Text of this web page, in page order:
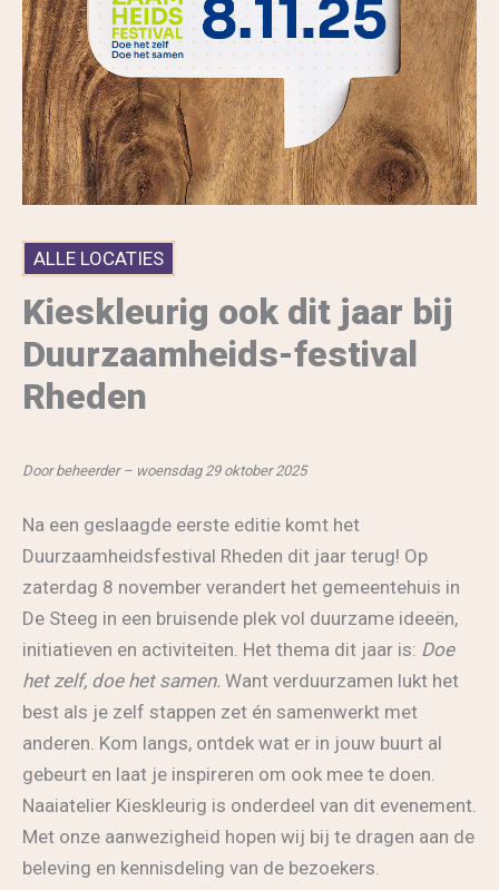
ALLE LOCATIES
Kieskleurig ook dit jaar bij
Duurzaamheids-festival
Rheden
Door beheerder – woensdag 29 oktober 2025
Na een geslaagde eerste editie komt het
Duurzaamheidsfestival Rheden dit jaar terug! Op
zaterdag 8 november verandert het gemeentehuis in
De Steeg in een bruisende plek vol duurzame ideeën,
initiatieven en activiteiten. Het thema dit jaar is: Doe
het zelf, doe het samen. Want verduurzamen lukt het
best als je zelf stappen zet én samenwerkt met
anderen. Kom langs, ontdek wat er in jouw buurt al
gebeurt en laat je inspireren om ook mee te doen.
Naaiatelier Kieskleurig is onderdeel van dit evenement.
Met onze aanwezigheid hopen wij bij te dragen aan de
beleving en kennisdeling van de bezoekers.